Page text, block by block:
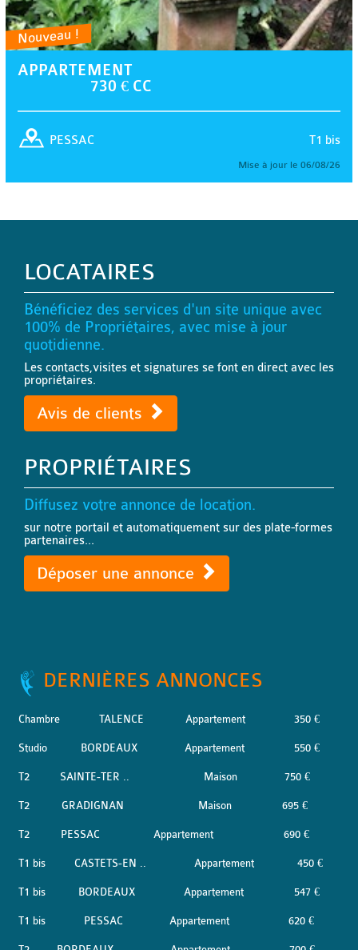
Nouveau !
APPARTEMENT
730 € CC
T1 bis
PESSAC
Mise à jour le 06/08/26
LOCATAIRES
Bénéficiez des services d'un site unique avec
100% de Propriétaires, avec mise à jour
quotidienne.
Les contacts,visites et signatures se font en direct avec les
propriétaires.
Avis de clients
PROPRIÉTAIRES
Diffusez votre annonce de location.
sur notre portail et automatiquement sur des plate-formes
partenaires...
Déposer une annonce
DERNIÈRES ANNONCES
Chambre TALENCE Appartement 350 €
Studio BORDEAUX Appartement 550 €
T2 SAINTE-TER .. Maison 750 €
T2 GRADIGNAN Maison 695 €
T2 PESSAC Appartement 690 €
T1 bis CASTETS-EN .. Appartement 450 €
T1 bis BORDEAUX Appartement 547 €
T1 bis PESSAC Appartement 620 €